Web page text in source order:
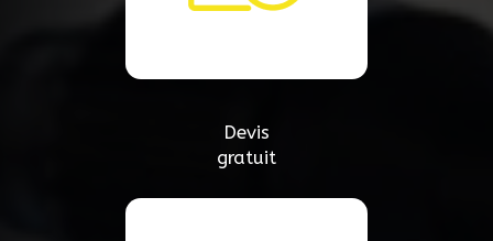
Devis
gratuit